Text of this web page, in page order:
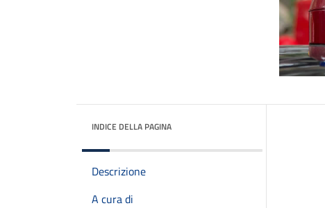
INDICE DELLA PAGINA
Descrizione
A cura di